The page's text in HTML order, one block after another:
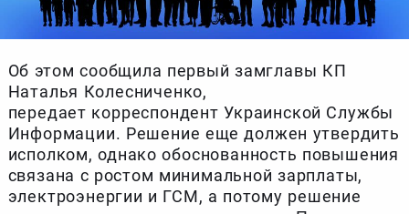
Об этом сообщила первый замглавы КП
Наталья Колесниченко,
передает корреспондент Украинской Службы
Информации. Решение еще должен утвердить
исполком, однако обоснованность повышения
связана с ростом минимальной зарплаты,
электроэнергии и ГСМ, а потому решение